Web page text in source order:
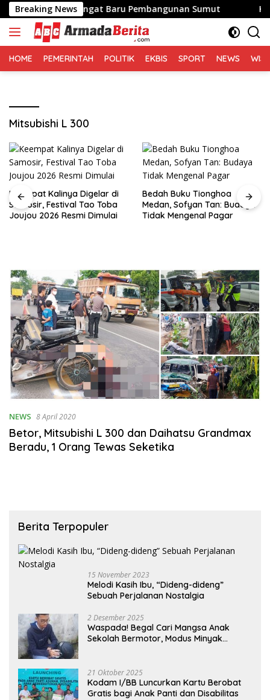
Langsung
ke
konten
Breaking News
Semangat Baru Pembangunan Sumut Keempat
HOME PEMERINTAH POLITIK EKBIS SPORT NEWS
Mitsubishi L 300
Keempat Kalinya Digelar di
Samosir, Festival Tao Toba
Joujou 2026 Resmi Dimulai
Bedah Buku Tionghoa
Medan, Sofyan Tan: Budaya
Tidak Mengenal Pagar
NEWS 8 April 2020
Betor, Mitsubishi L 300 dan Daihatsu Grandmax
Beradu, 1 Orang Tewas Seketika
Berita Terpopuler
15 November 2023
Melodi Kasih Ibu, “Dideng-dideng”
Sebuah Perjalanan Nostalgia
2 Desember 2025
Waspada! Begal Cari Mangsa Anak
Sekolah Bermotor, Modus Minyak
21 Oktober 2025
Kodam I/BB Luncurkan Kartu Berobat
Gratis bagi Anak Panti dan Disabilitas